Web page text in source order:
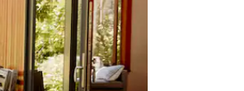
con el tacto o desliza el dedo.